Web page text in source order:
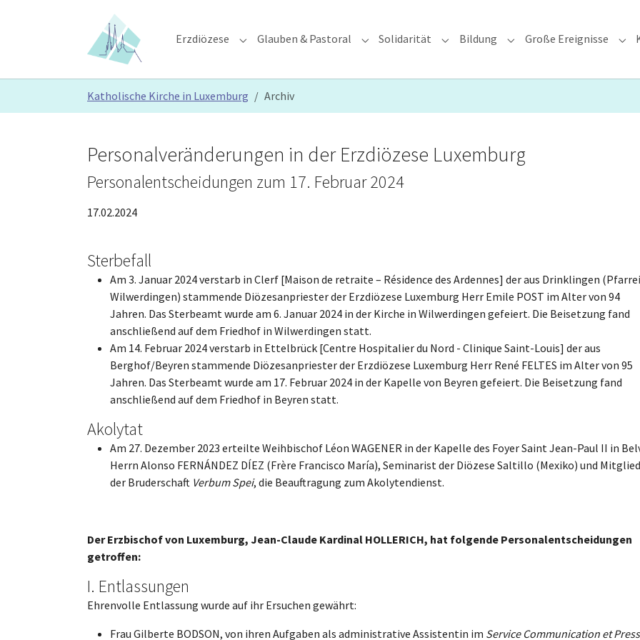
Erzdiözese Submenu for "Erzdiözese"
Glauben & Pastoral Submenu for "Glauben & Pastoral"
Solidarität Submenu for "Solidarität"
Bildung Submenu for "Bildung"
Große Ereignisse
Katholische Kirche in Luxemburg Archiv
Personalveränderungen in der Erzdiözese Luxemburg
Personalentscheidungen zum 17. Februar 2024
17.02.2024
Sterbefall
Am 3. Januar 2024 verstarb in Clerf [Maison de retraite – Résidence des Ardennes] der aus Drinklingen (Pfarrei
Wilwerdingen) stammende Diözesanpriester der Erzdiözese Luxemburg Herr Emile POST im Alter von 94
Jahren. Das Sterbeamt wurde am 6. Januar 2024 in der Kirche in Wilwerdingen gefeiert. Die Beisetzung fand
anschließend auf dem Friedhof in Wilwerdingen statt.
Am 14. Februar 2024 verstarb in Ettelbrück [Centre Hospitalier du Nord - Clinique Saint-Louis] der aus
Berghof/Beyren stammende Diözesanpriester der Erzdiözese Luxemburg Herr René FELTES im Alter von 95
Jahren. Das Sterbeamt wurde am 17. Februar 2024 in der Kapelle von Beyren gefeiert. Die Beisetzung fand
anschließend auf dem Friedhof in Beyren statt.
Akolytat
Am 27. Dezember 2023 erteilte Weihbischof Léon WAGENER in der Kapelle des Foyer Saint Jean-Paul II in
Herrn Alonso FERNÁNDEZ DÍEZ (Frère Francisco María), Seminarist der Diözese Saltillo (Mexiko) und Mitglied
der Bruderschaft Verbum Spei, die Beauftragung zum Akolytendienst.
Der Erzbischof von Luxemburg, Jean-Claude Kardinal HOLLERICH, hat folgende Personalentscheidungen
getroffen:
I. Entlassungen
Ehrenvolle Entlassung wurde auf ihr Ersuchen gewährt:
Frau Gilberte BODSON, von ihren Aufgaben als administrative Assistentin im Service Communication et